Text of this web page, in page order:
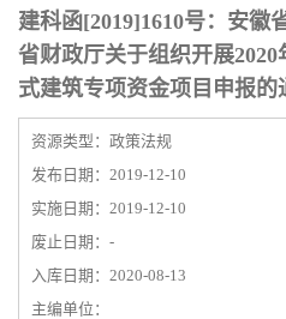
建科函[2019]1610号：安徽
省财政厅关于组织开展
式建筑专项资金项目申报的
资源类型：政策法规
发布日期：2019-12-10
实施日期：2019-12-10
废止日期：-
入库日期：2020-08-13
主编单位：